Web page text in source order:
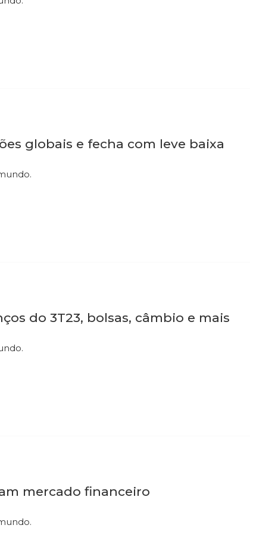
globais e fecha com leve baixa
do 3T23, bolsas, câmbio e mais
mercado financeiro